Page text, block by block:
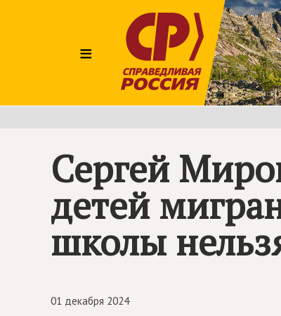
≡
Сергей
детей
школы
01 декабря 2024